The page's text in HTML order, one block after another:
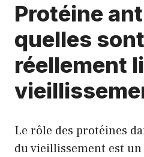
Protéine
quelles
réellement
Le rôle des protéines
du vieillissement est